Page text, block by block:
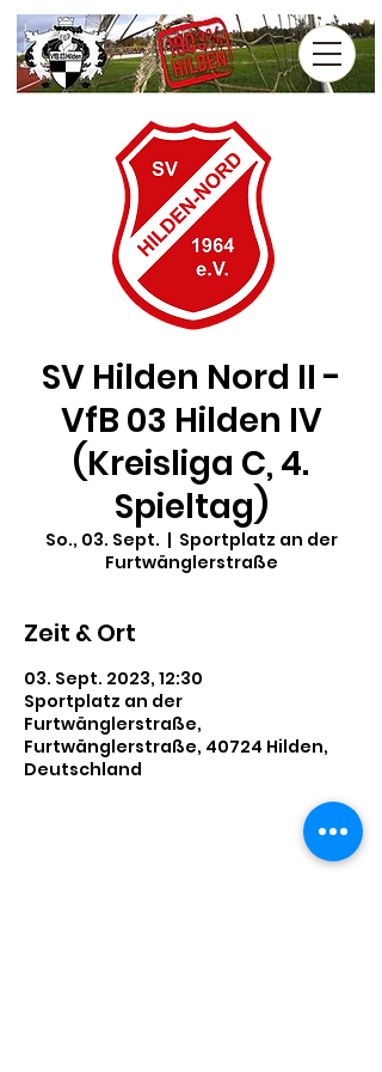
SV Hilden Nord II -
VfB 03 Hilden IV
(Kreisliga C, 4.
Spieltag)
So., 03. Sept.
  |
Sportplatz an der
Furtwänglerstraße
Zeit & Ort
03. Sept. 2023, 12:30
Sportplatz an der
Furtwänglerstraße,
Furtwänglerstraße, 40724 Hilden,
Deutschland